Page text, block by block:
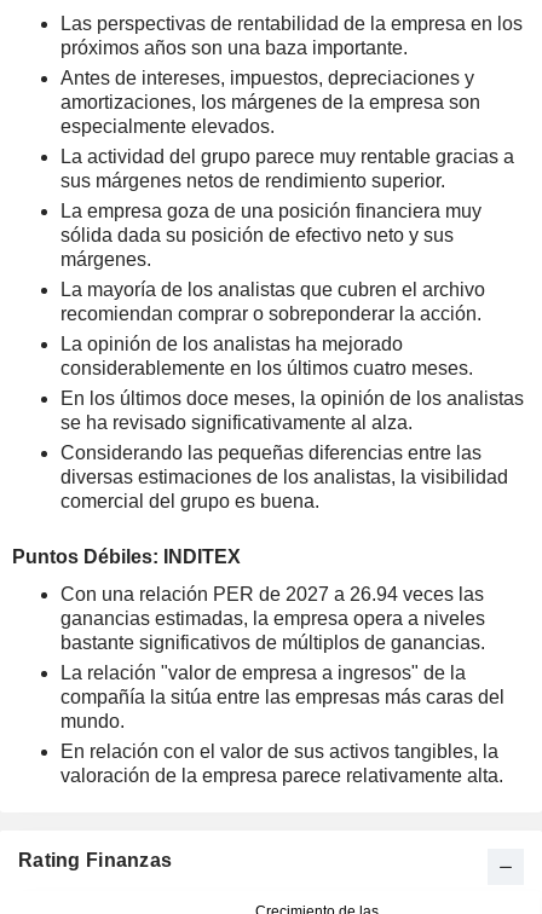
Las perspectivas de rentabilidad de la empresa en los
próximos años son una baza importante.
Antes de intereses, impuestos, depreciaciones y
amortizaciones, los márgenes de la empresa son
especialmente elevados.
La actividad del grupo parece muy rentable gracias a
sus márgenes netos de rendimiento superior.
La empresa goza de una posición financiera muy
sólida dada su posición de efectivo neto y sus
márgenes.
La mayoría de los analistas que cubren el archivo
recomiendan comprar o sobreponderar la acción.
La opinión de los analistas ha mejorado
considerablemente en los últimos cuatro meses.
En los últimos doce meses, la opinión de los analistas
se ha revisado significativamente al alza.
Considerando las pequeñas diferencias entre las
diversas estimaciones de los analistas, la visibilidad
comercial del grupo es buena.
Puntos Débiles: INDITEX
Con una relación PER de 2027 a 26.94 veces las
ganancias estimadas, la empresa opera a niveles
bastante significativos de múltiplos de ganancias.
La relación "valor de empresa a ingresos" de la
compañía la sitúa entre las empresas más caras del
mundo.
En relación con el valor de sus activos tangibles, la
valoración de la empresa parece relativamente alta.
Rating Finanzas